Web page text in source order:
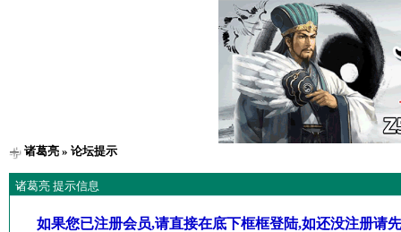
诸葛亮» 论坛提示
诸葛亮 提示信息
如果您已注册会员,请直接在底下框框登陆,如还没注册请